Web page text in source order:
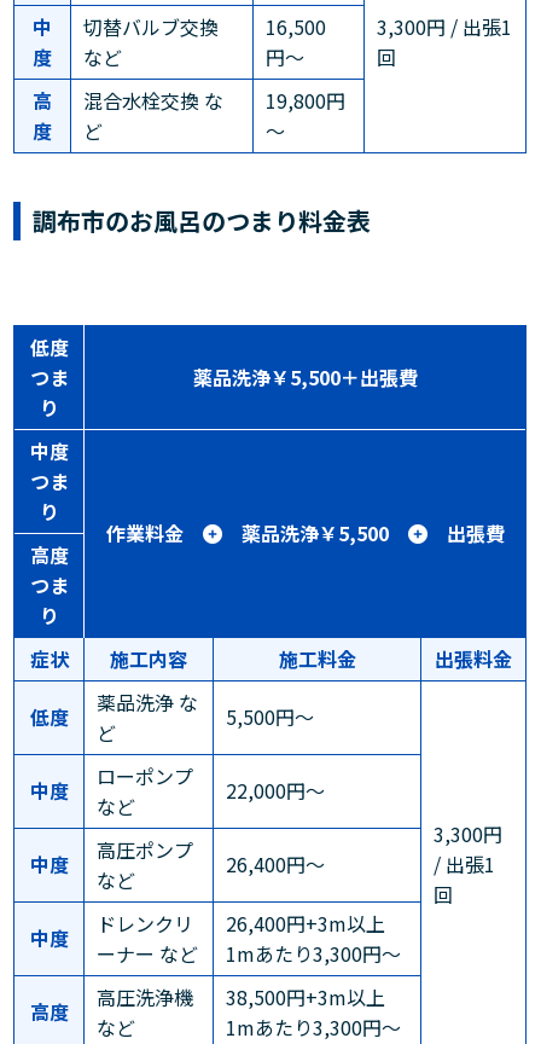
3,300円 / 出張1
回
中
度
切替バルブ交換
など
16,500
円〜
高
度
混合水栓交換 な
ど
19,800円
～
調布市のお風呂のつまり料金表
低度
つま
り
薬品洗浄￥5,500＋出張費
中度
つま
り
作業料金 薬品洗浄￥5,500 出張費
高度
つま
り
症状
施工内容 施工料金
出張料金
低度
薬品洗浄 な
ど
5,500円～
3,300円
/ 出張1
回
中度
ローポンプ
など
22,000円～
中度
高圧ポンプ
など
26,400円～
中度
ドレンクリ
ーナー など
26,400円+3m以上
1mあたり3,300円～
高度
高圧洗浄機
など
38,500円+3m以上
1mあたり3,300円～